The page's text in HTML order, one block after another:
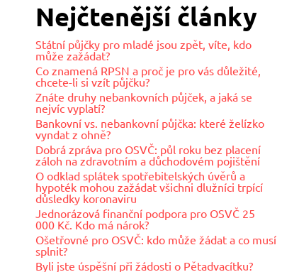
Nejčtenější články
Státní půjčky pro mladé jsou zpět, víte, kdo
může zažádat?
Co znamená RPSN a proč je pro vás důležité,
chcete-li si vzít půjčku?
Znáte druhy nebankovních půjček, a jaká se
nejvíc vyplatí?
Bankovní vs. nebankovní půjčka: které želízko
vyndat z ohně?
Dobrá zpráva pro OSVČ: půl roku bez placení
záloh na zdravotním a důchodovém pojištění
O odklad splátek spotřebitelských úvěrů a
hypoték mohou zažádat všichni dlužníci trpící
důsledky koronaviru
Jednorázová finanční podpora pro OSVČ 25
000 Kč. Kdo má nárok?
Ošetřovné pro OSVČ: kdo může žádat a co musí
splnit?
Byli jste úspěšní při žádosti o Pětadvacítku?